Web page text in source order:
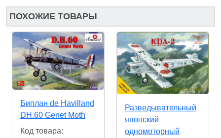
ПОХОЖИЕ ТОВАРЫ
Биплан de Havilland
DH.60 Genet Moth
Код товара:
Разведывательный
японский
одномоторный